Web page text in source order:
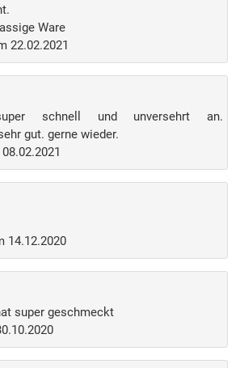
Ware
22.02.2021
schnell und unversehrt an.
gut. gerne wieder.
14.12.2020
super geschmeckt